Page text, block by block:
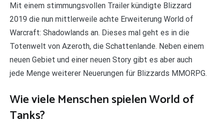
Mit einem stimmungsvollen Trailer kündigte Blizzard
2019 die nun mittlerweile achte Erweiterung World of
Warcraft: Shadowlands an. Dieses mal geht es in die
Totenwelt von Azeroth, die Schattenlande. Neben einem
neuen Gebiet und einer neuen Story gibt es aber auch
jede Menge weiterer Neuerungen für Blizzards MMORPG.
Wie viele Menschen spielen World of
Tanks?